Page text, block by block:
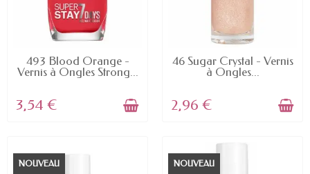
EN STOCK
493 Blood Orange -
Vernis à Ongles Strong...
3,54 €
EN STOCK
46 Sugar Crystal - Vernis
à Ongles...
2,96 €
NOUVEAU NOUVEAU